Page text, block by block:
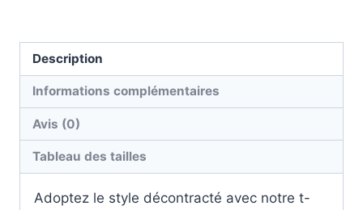
Description
Informations complémentaires
Avis (0)
Tableau des tailles
Adoptez le style décontracté avec notre t-